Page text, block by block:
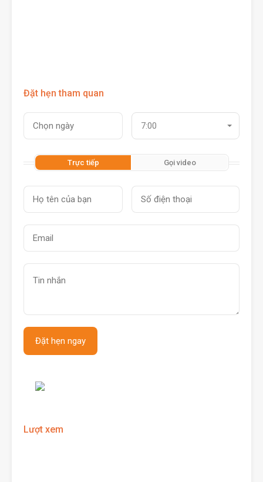
Đặt hẹn tham quan
7:00
Trực tiếp Gọi video
Lượt xem